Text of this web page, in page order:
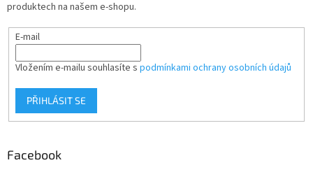
produktech na našem e-shopu.
E-mail
Vložením e-mailu souhlasíte s podmínkami ochrany osobních údajů
PŘIHLÁSIT SE
Facebook